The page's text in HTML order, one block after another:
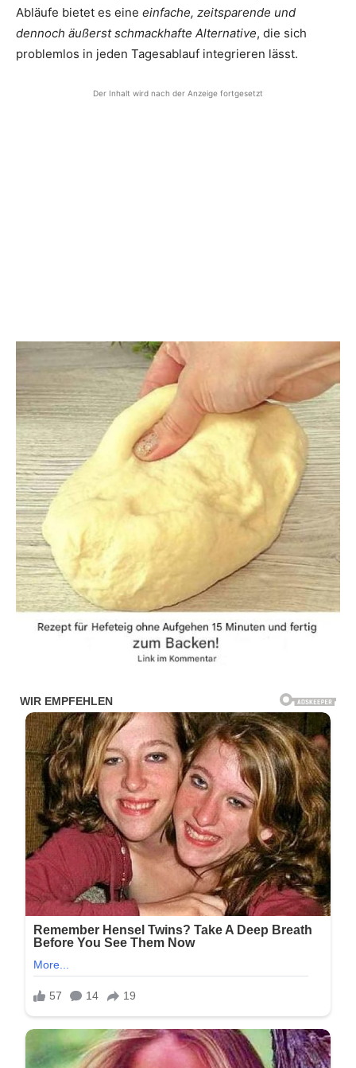
Abläufe bietet es eine einfache, zeitsparende und
dennoch äußerst schmackhafte Alternative, die sich
problemlos in jeden Tagesablauf integrieren lässt.
Der Inhalt wird nach der Anzeige fortgesetzt